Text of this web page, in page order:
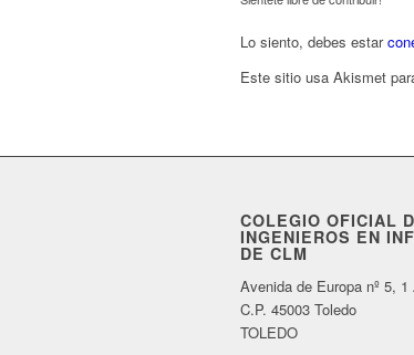
Lo siento, debes estar
Este sitio usa Akismet
COLEGIO OFICIAL
INGENIEROS EN
DE CLM
Avenida de Europa nº 5, 1
C.P. 45003 Toledo
TOLEDO